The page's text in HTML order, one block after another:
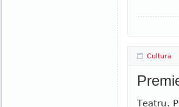
Cultura
Teatru.